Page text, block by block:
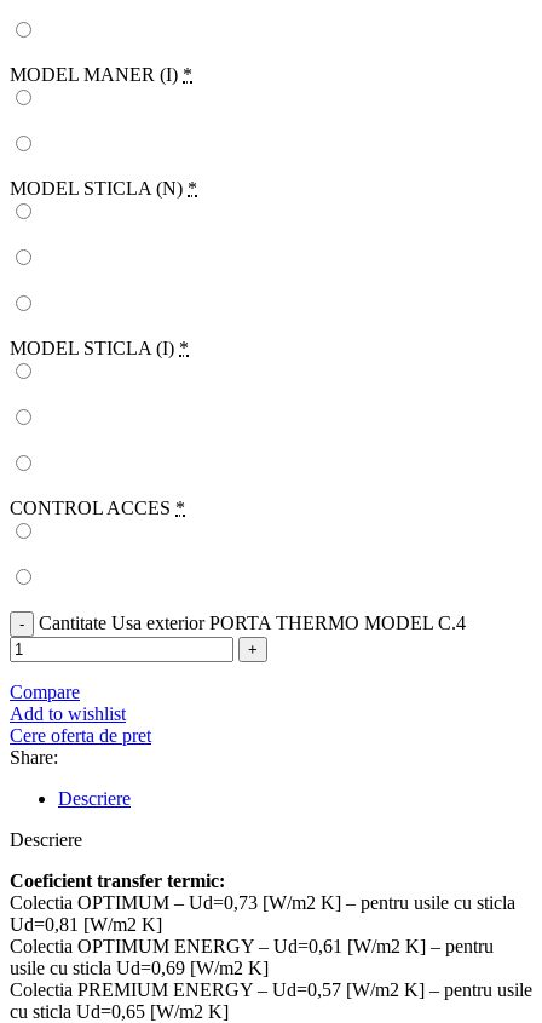
MODEL MANER (I) *
MODEL STICLA (N) *
MODEL STICLA (I) *
CONTROL ACCES *
Cantitate Usa exterior PORTA THERMO MODEL C.4
Compare
Add to wishlist
Cere oferta de pret
Share:
Descriere
Descriere
Coeficient transfer termic:
Colectia OPTIMUM – Ud=0,73 [W/m2 K] – pentru usile cu sticla
Ud=0,81 [W/m2 K]
Colectia OPTIMUM ENERGY – Ud=0,61 [W/m2 K] – pentru
usile cu sticla Ud=0,69 [W/m2 K]
Colectia PREMIUM ENERGY – Ud=0,57 [W/m2 K] – pentru usile
cu sticla Ud=0,65 [W/m2 K]